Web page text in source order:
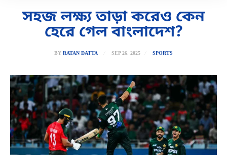
সহজ লক্ষ্য তাড়া করেও কেন
হেরে গেল বাংলাদেশ?
BY RATAN DATTA SEP 26, 2025 SPORTS